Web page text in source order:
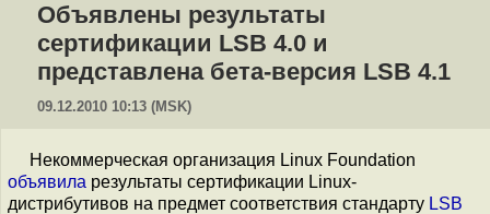
Объявлены результаты
сертификации LSB 4.0 и
представлена бета-версия LSB 4.1
09.12.2010 10:13 (MSK)
Некоммерческая организация Linux Foundation
объявила результаты сертификации Linux-
дистрибутивов на предмет соответствия стандарту LSB